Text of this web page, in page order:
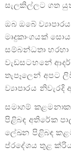
සැලකිල්ලට ගත
ඔබ ඔබේ
මෘදුකාංගයක්
සම්බන්ධතා
වැඩසටහනේ
තැපෑලෙන් අපට
ව්‍යාපාරය
සමාගම්
පිළිබඳ අතිරේක
ලේඛන පිළිබඳ
ප්රදේශය තුළ